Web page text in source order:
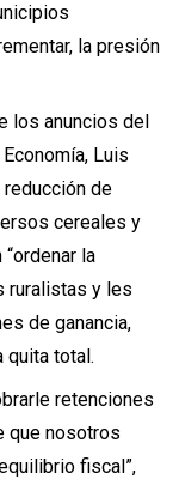
la presión
los anuncios del
Luis
de
cereales y
la
ruralistas y les
de ganancia,
quita total.
retenciones
que nosotros
fiscal”,